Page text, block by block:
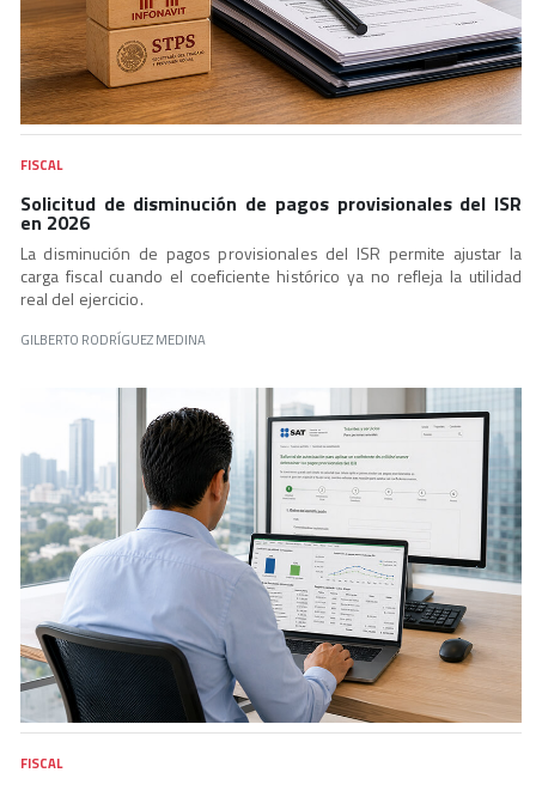
FISCAL
Solicitud de disminución de pagos provisionales del ISR
en 2026
La disminución de pagos provisionales del ISR permite ajustar la
carga fiscal cuando el coeficiente histórico ya no refleja la utilidad
real del ejercicio.
GILBERTO RODRÍGUEZ MEDINA
FISCAL